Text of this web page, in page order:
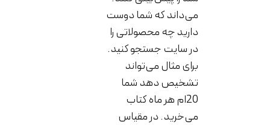
می‌داند که شما دوست
دارید چه محصولاتی را
در سایت جستجو کنید.
برای مثال می‌تواند
تشخیص دهد شما
20ام هر ماه کتاب
می‌خرید. در مقیاس